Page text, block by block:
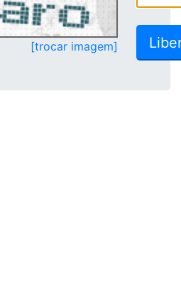
[trocar imagem]